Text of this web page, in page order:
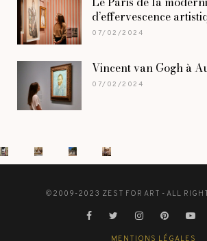
d’effervescence
07/02/2024
Vincent van Gogh à
07/02/2024
©2009-2023 ZEST FOR ART - ALL
MENTIONS LÉGALES